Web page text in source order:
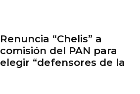
Renuncia “Chelis” a
comisión del PAN para
elegir “defensores de la